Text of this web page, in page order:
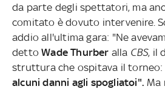
da parte degli spettatori, ma
comitato è dovuto intervenire.
addio all'ultima gara: "Ne
dettoWade Thurber alla CBS, il
struttura che ospitava il torneo:
alcuni danni agli spogliatoi". Ma